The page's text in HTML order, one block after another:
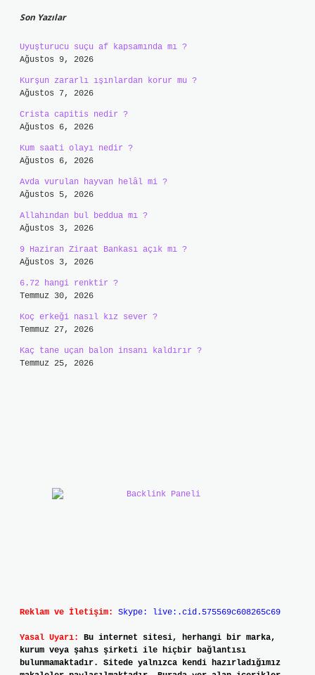
Son Yazılar
Uyuşturucu suçu af kapsamında mı ?
Ağustos 9, 2026
Kurşun zararlı ışınlardan korur mu ?
Ağustos 7, 2026
Crista capitis nedir ?
Ağustos 6, 2026
Kum saati olayı nedir ?
Ağustos 6, 2026
Avda vurulan hayvan helâl mi ?
Ağustos 5, 2026
Allahından bul beddua mı ?
Ağustos 3, 2026
9 Haziran Ziraat Bankası açık mı ?
Ağustos 3, 2026
6.72 hangi renktir ?
Temmuz 30, 2026
Koç erkeği nasıl kız sever ?
Temmuz 27, 2026
Kaç tane uçan balon insanı kaldırır ?
Temmuz 25, 2026
Reklam ve İletişim: Skype: live:.cid.575569c608265c69
Yasal Uyarı:
Bu internet sitesi, herhangi bir marka,
kurum veya şahıs şirketi ile hiçbir bağlantısı
bulunmamaktadır. Sitede yalnızca kendi hazırladığımız